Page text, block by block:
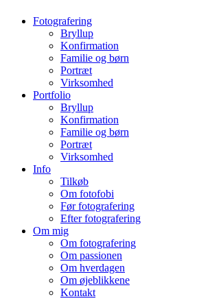
Fotografering
Bryllup
Konfirmation
Familie og børn
Portræt
Virksomhed
Portfolio
Bryllup
Konfirmation
Familie og børn
Portræt
Virksomhed
Info
Tilkøb
Om fotofobi
Før fotografering
Efter fotografering
Om mig
Om fotografering
Om passionen
Om hverdagen
Om øjeblikkene
Kontakt